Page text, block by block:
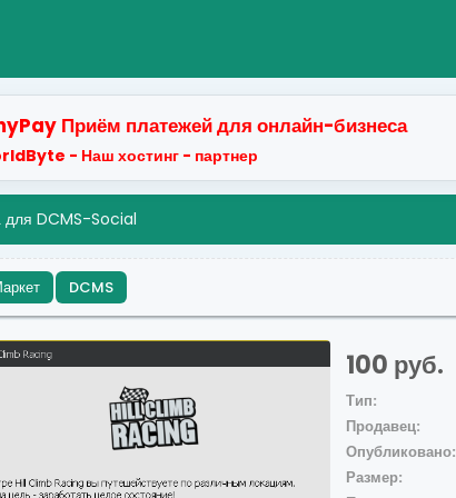
Приём платежей для онлайн-бизнеса
- Наш хостинг - партнер
для DCMS-Social
DCMS
100 руб.
Тип:
Продавец:
Опубликовано:
Размер: